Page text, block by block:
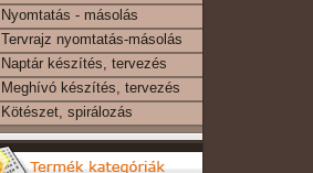
Nyomtatás - másolás
Tervrajz nyomtatás-másolás
Naptár készítés, tervezés
Meghívó készítés, tervezés
Kötészet, spirálozás